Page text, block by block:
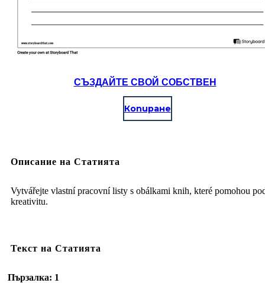
СЪЗДАЙТЕ СВОЙ СОБСТВЕН
Копиране
Описание на Статията
Vytvářejte vlastní pracovní listy s obálkami knih, které pomohou
kreativitu.
Текст на Статията
Пързалка: 1